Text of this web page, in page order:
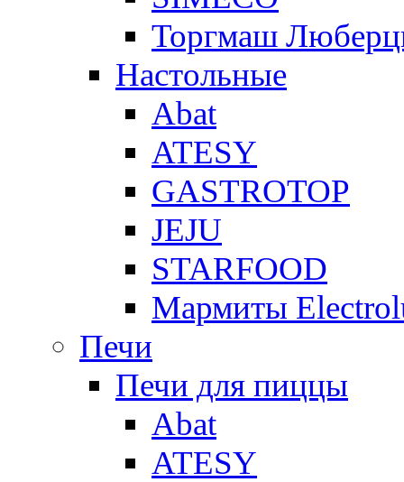
Торгмаш
Настольные
Abat
ATESY
GASTROTOP
JEJU
STARFOOD
Мармиты
Печи
Печи для пиццы
Abat
ATESY